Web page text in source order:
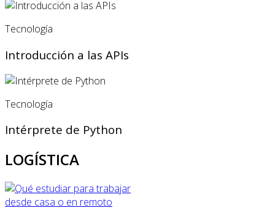
Tecnología
Introducción a las APIs
Tecnología
Intérprete de Python
LOGÍSTICA